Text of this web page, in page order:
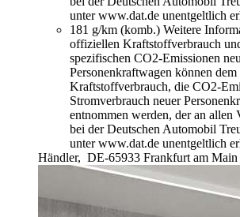
unter www.dat.de unentgeltlich
181 g/km (komb.) Weitere
offiziellen Kraftstoffverbrauch
spezifischen CO2-Emissionen
Personenkraftwagen können
Kraftstoffverbrauch, die CO2-
Stromverbrauch neuer
entnommen werden, der an allen
bei der Deutschen Automobil
unter www.dat.de unentgeltlich
Händler, DE-65933 Frankfurt am Main